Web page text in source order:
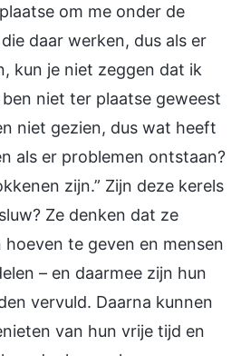
om me onder de
daar werken, dus als er
kun je niet zeggen dat ik
niet ter plaatse geweest
niet gezien, dus wat heeft
als er problemen ontstaan?
zijn.” Zijn deze kerels
Ze denken dat ze
hoeven te geven en mensen
– en daarmee zijn hun
vervuld. Daarna kunnen
van hun vrije tijd en